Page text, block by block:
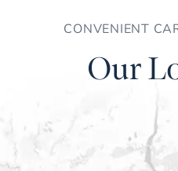
CONVENIENT
Our